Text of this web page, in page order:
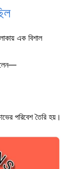
এক বিশাল
পরিবেশ তৈরি হয়।